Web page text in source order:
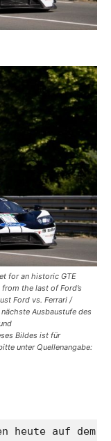
for an historic GTE
the last of Ford’s
Ford vs. Ferrari /
Ausbaustufe des
Bildes ist für
unter Quellenangabe:
heute auf dem